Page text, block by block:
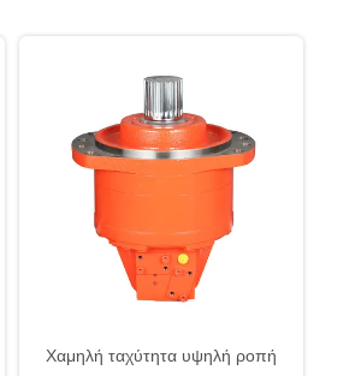
Χαμηλή ταχύτητα υψηλή ροπή